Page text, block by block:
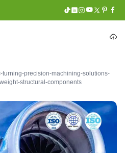
turning-precision-machining-solutions-
structural-components